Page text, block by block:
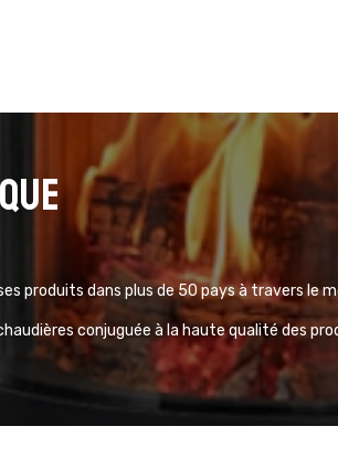
produits dans plus de 50 pays à travers le
conjuguée à la haute qualité des